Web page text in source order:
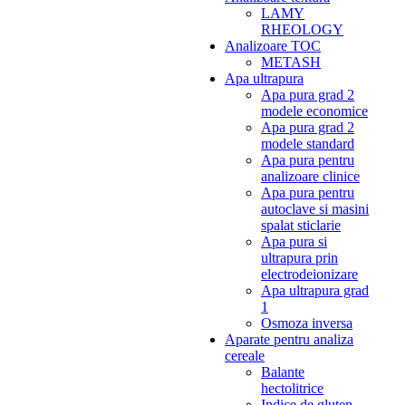
LAMY
RHEOLOGY
Analizoare TOC
METASH
Apa ultrapura
Apa pura grad 2
modele economice
Apa pura grad 2
modele standard
Apa pura pentru
analizoare clinice
Apa pura pentru
autoclave si masini
spalat sticlarie
Apa pura si
ultrapura prin
electrodeionizare
Apa ultrapura grad
1
Osmoza inversa
Aparate pentru analiza
cereale
Balante
hectolitrice